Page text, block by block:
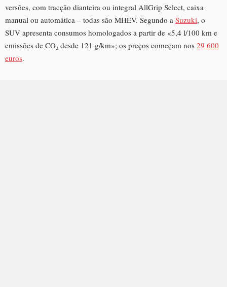
versões, com tracção dianteira ou integral AllGrip Select, caixa
manual ou automática – todas são MHEV. Segundo a Suzuki, o
SUV apresenta consumos homologados a partir de «5,4 l/100 km e
emissões de CO₂ desde 121 g/km»; os preços começam nos 29 600
euros.